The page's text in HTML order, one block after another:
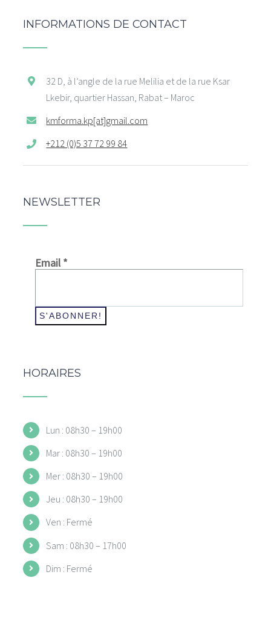
INFORMATIONS DE CONTACT
32 D, à l’angle de la rue Melilia et de la rue Ksar
Lkebir, quartier Hassan, Rabat – Maroc
kmforma.kp[at]gmail.com
+212 (0)5 37 72 99 84
NEWSLETTER
Email *
HORAIRES
Lun : 08h30 – 19h00
Mar : 08h30 – 19h00
Mer : 08h30 – 19h00
Jeu : 08h30 – 19h00
Ven : Fermé
Sam : 08h30 – 17h00
Dim : Fermé